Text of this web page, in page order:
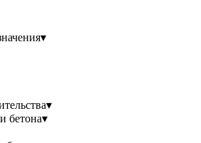
▾
▾
бетона▾